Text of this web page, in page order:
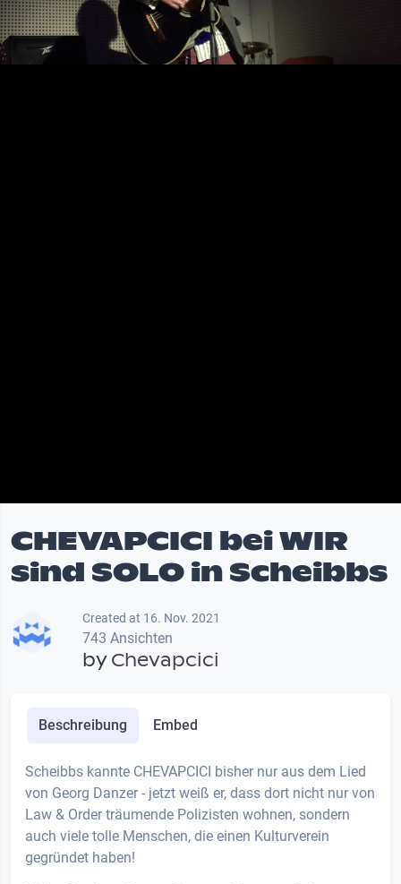
Video
CHEVAPCICI bei WIR
sind SOLO in Scheibbs
Created at 16. Nov. 2021
743 Ansichten
byChevapcici
Beschreibung Embed
Scheibbs kannte CHEVAPCICI bisher nur aus dem Lied
von Georg Danzer - jetzt weiß er, dass dort nicht nur von
Law & Order träumende Polizisten wohnen, sondern
auch viele tolle Menschen, die einen Kulturverein
gegründet haben!